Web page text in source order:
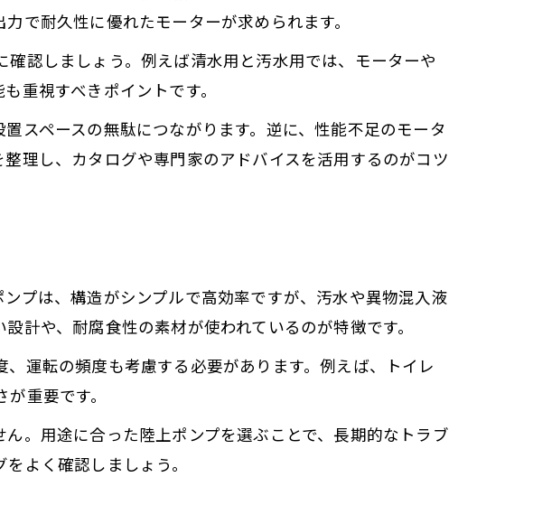
で耐久性に優れたモーターが求められます。
認しましょう。例えば清水用と汚水用では、モーターや
重視すべきポイントです。
スペースの無駄につながります。逆に、性能不足のモータ
理し、カタログや専門家のアドバイスを活用するのがコツ
プは、構造がシンプルで高効率ですが、汚水や異物混入液
計や、耐腐食性の素材が使われているのが特徴です。
運転の頻度も考慮する必要があります。例えば、トイレ
重要です。
。用途に合った陸上ポンプを選ぶことで、長期的なトラブ
よく確認しましょう。